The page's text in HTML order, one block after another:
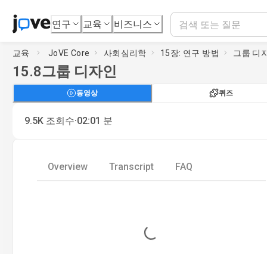
연구 교육 비즈니스
교육 JoVE Core 사회심리학 15장: 연구 방법 그룹 디
15.8그룹 디자인
동영상 퀴즈
9.5K 조회수·02:01 분
Overview Transcript FAQ
Loading...